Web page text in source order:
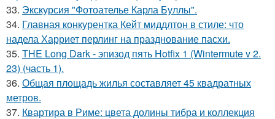
33. Экскурсия "Фотоателье Карла Буллы".
34. Главная конкурентка Кейт миддлтон в стиле: что
надела Харриет перлинг на празднование пасхи.
35. THE Long Dark - эпизод пять Hotfix 1 (Wintermute v 2.
23) (часть 1).
36. Общая площадь жилья составляет 45 квадратных
метров.
37. Квартира в Риме: цвета долины тибра и коллекция